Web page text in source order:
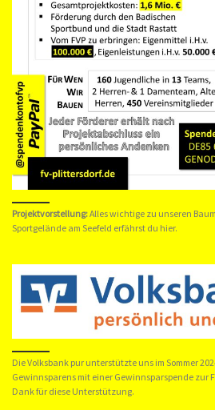
Projektvorstellung:Alles wichtige zu unseren
Sportgelände am Seefeld erfährst du hier.
Die Volksbank pur unterstützte uns im Sommer
Gewinnsparens mit einer Gewinnsparspende zur
Dank für diese Unterstützung.